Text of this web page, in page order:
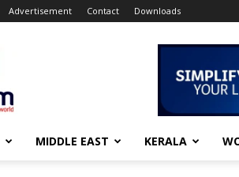
Advertisement Contact Downloads
MIDDLE EAST KERALA